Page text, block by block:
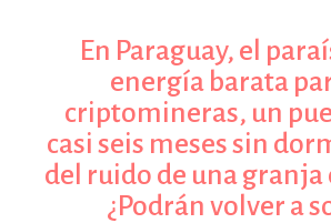
En Paraguay, el
energía barata
criptomineras, un
casi seis meses sin
del ruido de una granja
¿Podrán volver a